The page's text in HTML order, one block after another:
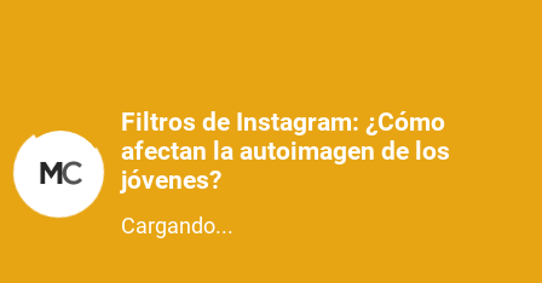
Filtros de Instagram: ¿Cómo
afectan la autoimagen de los
jóvenes?
Cargando...